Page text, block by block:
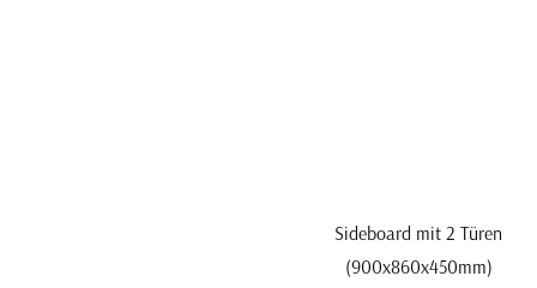
Sideboard mit 2 Türen
(900x860x450mm)